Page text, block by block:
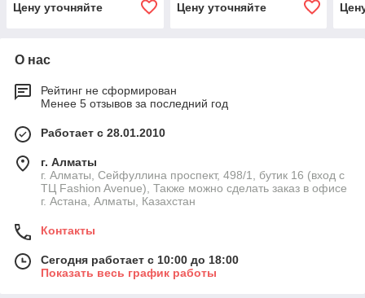
Цену уточняйте Цену уточняйте
О нас
Рейтинг не сформирован
Менее 5 отзывов за последний год
Работает с 28.01.2010
г. Алматы
г. Алматы, Сейфуллина проспект, 498/1, бутик 16 (вход с
ТЦ Fashion Avenue), Также можно сделать заказ в офисе
г. Астана, Алматы, Казахстан
Контакты
Сегодня работает с 10:00 до 18:00
Показать весь график работы